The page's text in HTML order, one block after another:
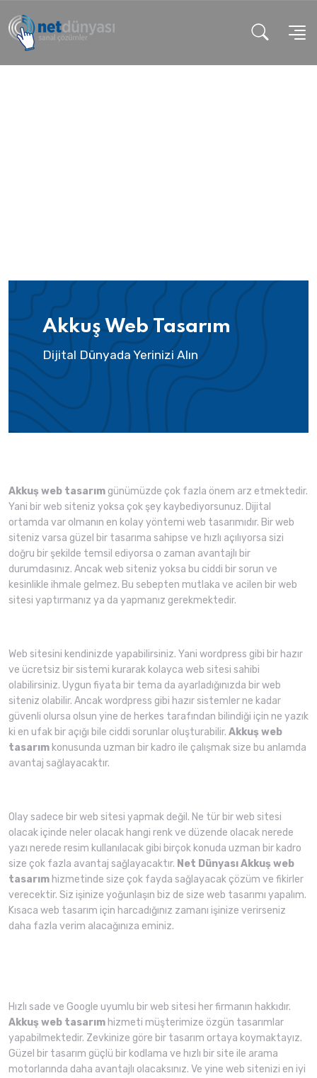
Akkuş Web Tasarım
Dijital Dünyada Yerinizi Alın
Akkuş web tasarım günümüzde çok fazla önem arz etmektedir.
Yani bir web siteniz yoksa çok şey kaybediyorsunuz. Dijital
ortamda var olmanın en kolay yöntemi web tasarımıdır. Bir web
siteniz varsa güzel bir tasarıma sahipse ve hızlı açılıyorsa sizi
doğru bir şekilde temsil ediyorsa o zaman avantajlı bir
durumdasınız. Ancak web siteniz yoksa bu ciddi bir sorun ve
kesinlikle ihmale gelmez. Bu sebepten mutlaka ve acilen bir web
sitesi yaptırmanız ya da yapmanız gerekmektedir.
Web sitesini kendinizde yapabilirsiniz. Yani wordpress gibi bir hazır
ve ücretsiz bir sistemi kurarak kolayca web sitesi sahibi
olabilirsiniz. Uygun fiyata bir tema da ayarladığınızda bir web
siteniz olabilir. Ancak wordpress gibi hazır sistemler ne kadar
güvenli olursa olsun yine de herkes tarafından bilindiği için ne yazık
ki en ufak bir açığı bile ciddi sorunlar oluşturabilir. Akkuş web
tasarım konusunda uzman bir kadro ile çalışmak size bu anlamda
avantaj sağlayacaktır.
Olay sadece bir web sitesi yapmak değil. Ne tür bir web sitesi
olacak içinde neler olacak hangi renk ve düzende olacak nerede
yazı nerede resim kullanılacak gibi birçok konuda uzman bir kadro
size çok fazla avantaj sağlayacaktır. Net DünyasıAkkuş web
tasarım hizmetinde size çok fayda sağlayacak çözüm ve fikirler
verecektir. Siz işinize yoğunlaşın biz de size web tasarımı yapalım.
Kısaca web tasarım için harcadığınız zamanı işinize verirseniz
daha fazla verim alacağınıza eminiz.
Hızlı sade ve Google uyumlu bir web sitesi her firmanın hakkıdır.
Akkuş web tasarım hizmeti müşterimize özgün tasarımlar
yapabilmektedir. Zevkinize göre bir tasarım ortaya koymaktayız.
Güzel bir tasarım güçlü bir kodlama ve hızlı bir site ile arama
motorlarında daha avantajlı olacaksınız. Ve yine web sitenizi en iyi